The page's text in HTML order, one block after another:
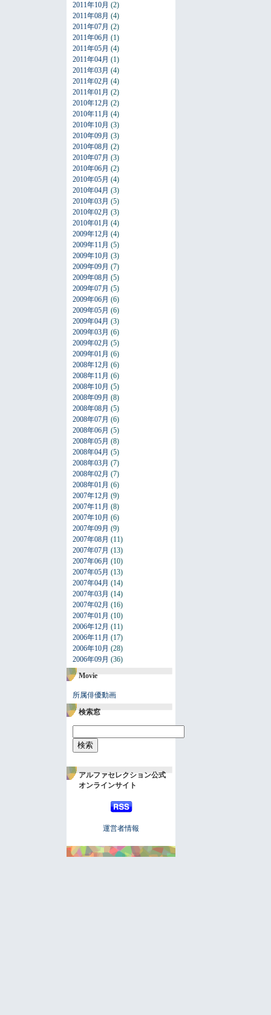
2011年10月 (2)
2011年08月 (4)
2011年07月 (2)
2011年06月 (1)
2011年05月 (4)
2011年04月 (1)
2011年03月 (4)
2011年02月 (4)
2011年01月 (2)
2010年12月 (2)
2010年11月 (4)
2010年10月 (3)
2010年09月 (3)
2010年08月 (2)
2010年07月 (3)
2010年06月 (2)
2010年05月 (4)
2010年04月 (3)
2010年03月 (5)
2010年02月 (3)
2010年01月 (4)
2009年12月 (4)
2009年11月 (5)
2009年10月 (3)
2009年09月 (7)
2009年08月 (5)
2009年07月 (5)
2009年06月 (6)
2009年05月 (6)
2009年04月 (3)
2009年03月 (6)
2009年02月 (5)
2009年01月 (6)
2008年12月 (6)
2008年11月 (6)
2008年10月 (5)
2008年09月 (8)
2008年08月 (5)
2008年07月 (6)
2008年06月 (5)
2008年05月 (8)
2008年04月 (5)
2008年03月 (7)
2008年02月 (7)
2008年01月 (6)
2007年12月 (9)
2007年11月 (8)
2007年10月 (6)
2007年09月 (9)
2007年08月 (11)
2007年07月 (13)
2007年06月 (10)
2007年05月 (13)
2007年04月 (14)
2007年03月 (14)
2007年02月 (16)
2007年01月 (10)
2006年12月 (11)
2006年11月 (17)
2006年10月 (28)
2006年09月 (36)
Movie
所属俳優動画
検索窓
アルファセレクション公式
オンラインサイト
運営者情報